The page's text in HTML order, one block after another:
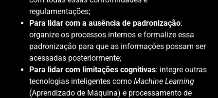
regulamentações;
Para lidar com a ausência de padronização:
organize os processos internos e formalize essa
padronização para que as informações possam ser
acessadas posteriormente;
Para lidar com limitações cognitivas: integre outras
tecnologias inteligentes como Machine Learning
(Aprendizado de Máquina) e processamento de